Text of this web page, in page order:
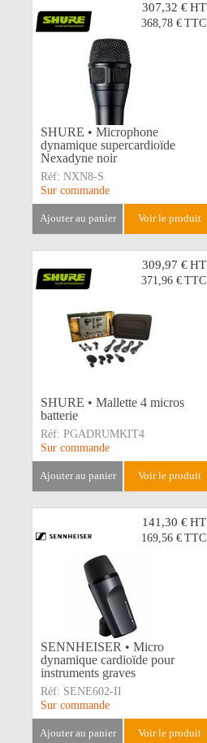
307,32 €HT
368,78 € TTC
SHURE • Microphone
dynamique supercardioïde
Nexadyne noir
Réf: NXN8-S
Sur commande
ajouter au panier voir le produit
309,97 €HT
371,96 € TTC
SHURE • Mallette 4 micros
batterie
Réf: PGADRUMKIT4
Sur commande
ajouter au panier voir le produit
141,30 €HT
169,56 € TTC
SENNHEISER • Micro
dynamique cardioïde pour
instruments graves
Réf: SENE602-II
Sur commande
ajouter au panier voir le produit